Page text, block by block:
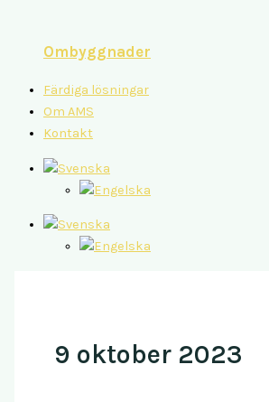
Ombyggnader
Färdiga lösningar
Om AMS
Kontakt
9 oktober 2023